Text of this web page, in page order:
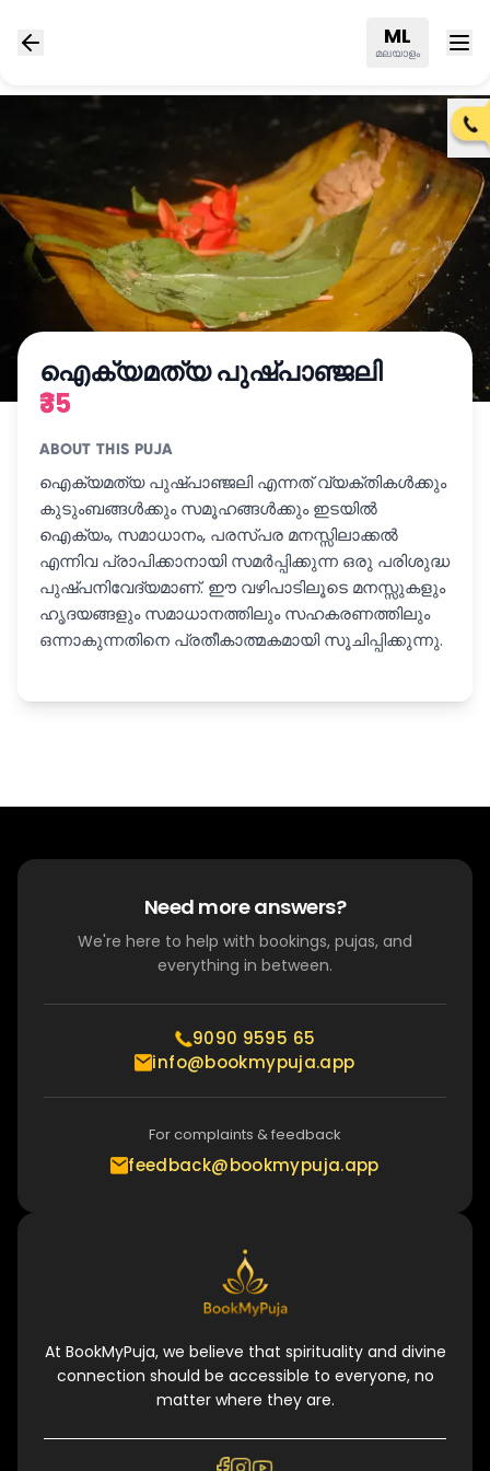
ML
മലയാളം
ഐക്യമത്യ പുഷ്പാഞ്ജലി
₹35
ABOUT THIS PUJA
ഐക്യമത്യ പുഷ്പാഞ്ജലി എന്നത് വ്യക്തികൾക്കും
കുടുംബങ്ങൾക്കും സമൂഹങ്ങൾക്കും ഇടയിൽ
ഐക്യം, സമാധാനം, പരസ്പര മനസ്സിലാക്കല്‍
എന്നിവ പ്രാപിക്കാനായി സമർപ്പിക്കുന്ന ഒരു പരിശുദ്ധ
പുഷ്പനിവേദ്യമാണ്. ഈ വഴിപാടിലൂടെ മനസ്സുകളും
ഹൃദയങ്ങളും സമാധാനത്തിലും സഹകരണത്തിലും
ഒന്നാകുന്നതിനെ പ്രതീകാത്മകമായി സൂചിപ്പിക്കുന്നു.
Need more answers?
We're here to help with bookings, pujas, and
everything in between.
9090 9595 65
info@bookmypuja.app
For complaints & feedback
feedback@bookmypuja.app
At BookMyPuja, we believe that spirituality and divine
connection should be accessible to everyone, no
matter where they are.